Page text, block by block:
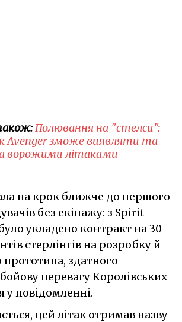
Полювання на "стелси":
Avenger​ зможе виявляти та
ворожими літаками
на крок ближче до першого
без екіпажу: з Spirit
укладено контракт на 30
стерлінгів на розробку й
здатного
перевагу Королівських
у повідомленні.
цей літак отримав назву